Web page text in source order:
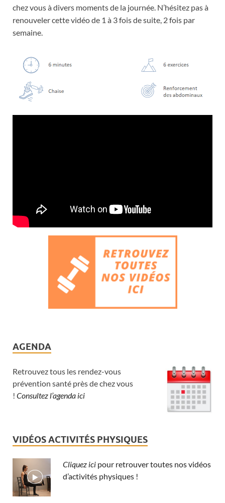
chez vous à divers moments de la journée. N’hésitez pas à
renouveler cette vidéo de 1 à 3 fois de suite, 2 fois par
semaine.
AGENDA
Retrouvez tous les rendez-vous
prévention santé près de chez vous
! Consultez l’agenda ici
VIDÉOS ACTIVITÉS PHYSIQUES
Cliquez ici pour retrouver toutes nos vidéos
d’activités physiques !